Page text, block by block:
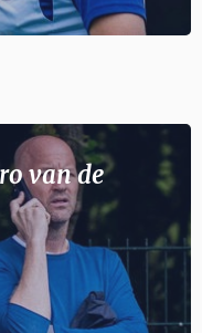
van de